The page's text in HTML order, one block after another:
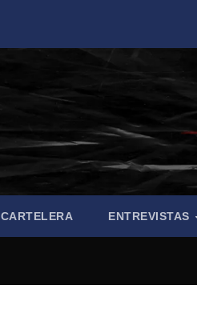
CARTELERA ENTREVISTAS